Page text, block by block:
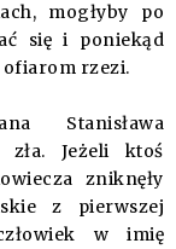
mogłyby po
się i poniekąd
ofiarom rzezi.
Stanisława
Jeżeli ktoś
zniknęły
z pierwszej
w imię